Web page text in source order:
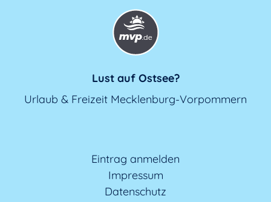
Lust auf Ostsee?
Urlaub & Freizeit Mecklenburg-Vorpommern
Eintrag anmelden
Impressum
Datenschutz